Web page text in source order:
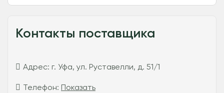
Контакты поставщика
Адрес: г. Уфа, ул. Руставелли, д. 51/1
Телефон: Показать